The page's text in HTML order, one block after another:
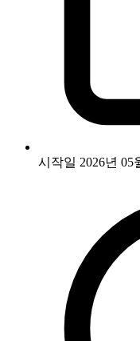
시작일 2026년 05